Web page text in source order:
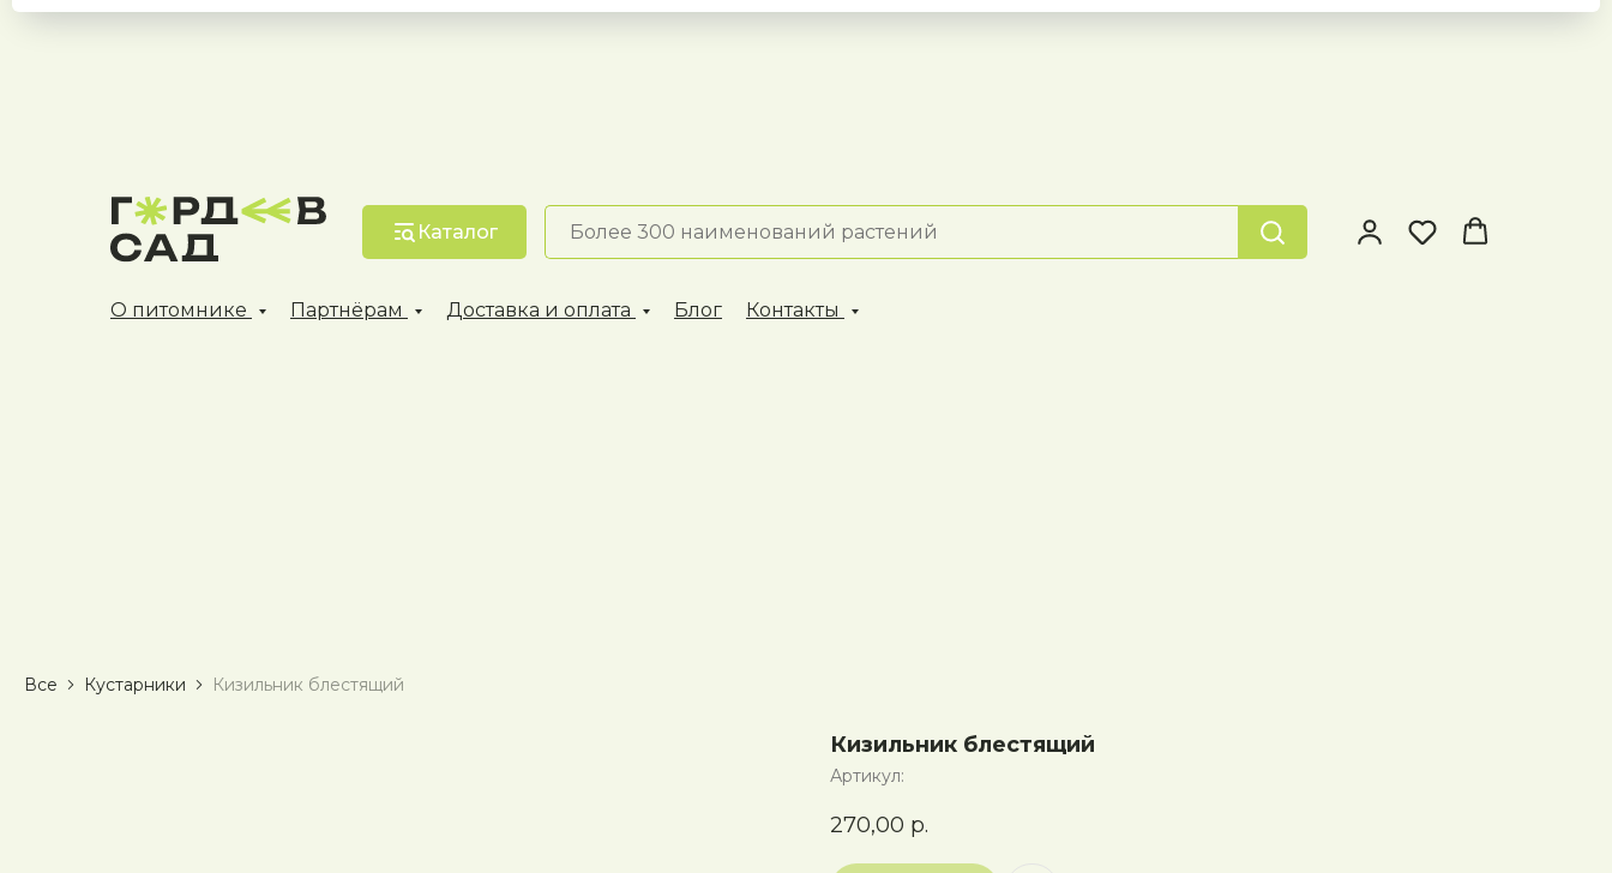
Каталог
О питомнике Партнёрам Доставка и оплата Блог Контакты
Все Кустарники Кизильник блестящий
Кизильник блестящий
Артикул:
270,00 р.